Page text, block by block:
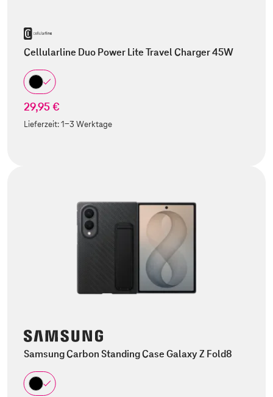
Cellularline Duo Power Lite Travel Charger 45W
29,95 €
Lieferzeit:1-3 Werktage
Samsung Carbon Standing Case Galaxy Z Fold8